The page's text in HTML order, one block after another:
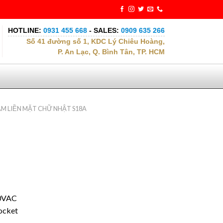
HOTLINE: 0931 455 668 - SALES: 0909 635 266
Số 41 đường số 1, KDC Lý Chiêu Hoàng,
P. An Lạc, Q. Bình Tân, TP. HCM
LIỀN MẶT CHỮ NHẬT S18A